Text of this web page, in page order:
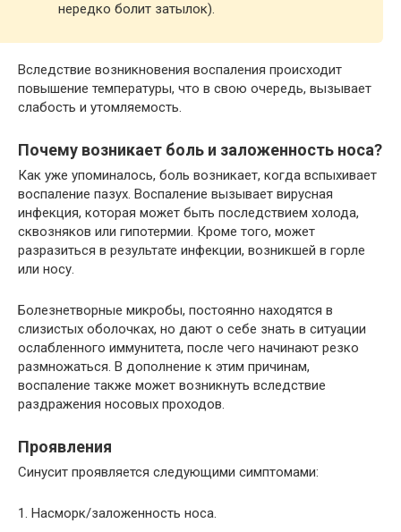
нередко болит затылок).
Вследствие возникновения воспаления происходит
повышение температуры, что в свою очередь, вызывает
слабость и утомляемость.
Почему возникает боль и заложенность носа?
Как уже упоминалось, боль возникает, когда вспыхивает
воспаление пазух. Воспаление вызывает вирусная
инфекция, которая может быть последствием холода,
сквозняков или гипотермии. Кроме того, может
разразиться в результате инфекции, возникшей в горле
или носу.
Болезнетворные микробы, постоянно находятся в
слизистых оболочках, но дают о себе знать в ситуации
ослабленного иммунитета, после чего начинают резко
размножаться. В дополнение к этим причинам,
воспаление также может возникнуть вследствие
раздражения носовых проходов.
Проявления
Синусит проявляется следующими симптомами:
1. Насморк/заложенность носа.